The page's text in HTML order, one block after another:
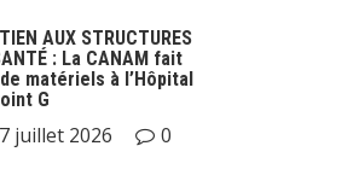
AUX STRUCTURES
: La CANAM fait
matériels à l’Hôpital
G
juillet 2026 0